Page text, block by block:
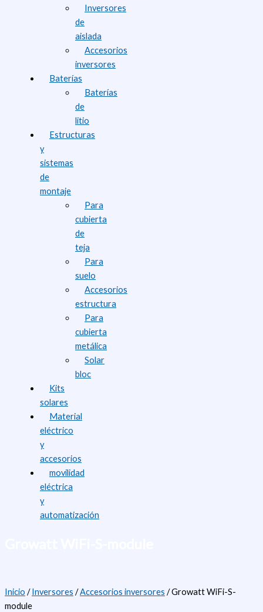
Inversores
de
aislada
Accesorios
inversores
Baterías
Baterías
de
litio
Estructuras
y
sistemas
de
montaje
Para
cubierta
de
teja
Para
suelo
Accesorios
estructura
Para
cubierta
metálica
Solar
bloc
Kits
solares
Material
eléctrico
y
accesorios
movilidad
eléctrica
y
automatización
Inicio /Inversores /Accesorios inversores / Growatt WiFi-S-
module